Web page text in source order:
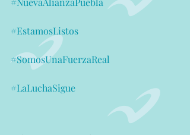
#EstamosListos
#SomosUnaFuerzaReal
#LaLuchaSigue